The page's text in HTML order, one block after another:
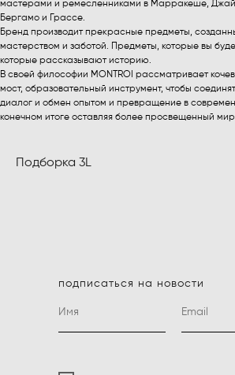
мастерами и ремесленниками в Марракеше,
Бергамо и Грассе.
Бренд производит прекрасные предметы,
мастерством и заботой. Предметы, которые вы
которые рассказывают историю.
В своей философии MONTROI рассматривает
мост, образовательный инструмент, чтобы
диалог и обмен опытом и превращение в
конечном итоге оставляя более просвещенный
Подборка 3L
подписаться на новости